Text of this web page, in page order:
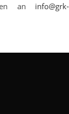
an info@grk-